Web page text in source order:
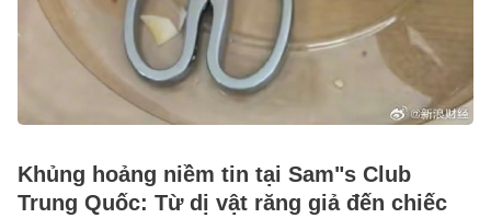
Khủng hoảng niềm tin tại Sam"s Club
Trung Quốc: Từ dị vật răng giả đến chiếc